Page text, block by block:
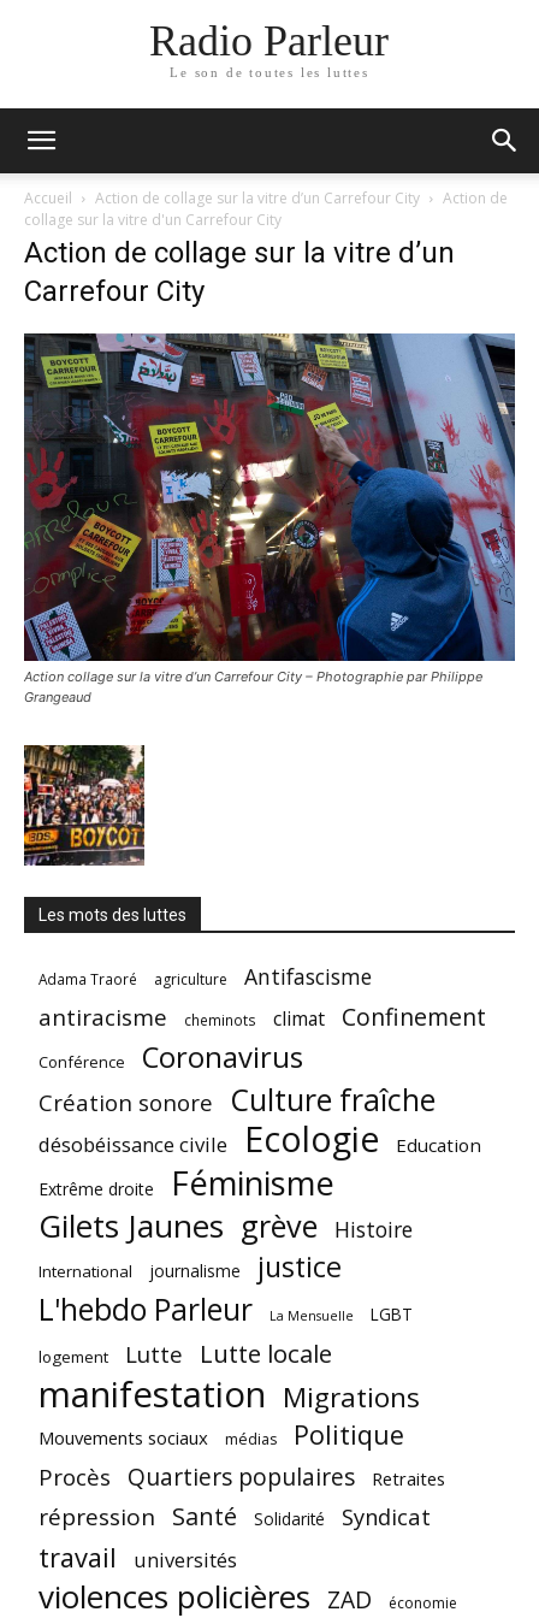
Radio Parleur
Le son de toutes les luttes
Accueil Action de collage sur la vitre d’un Carrefour City
Action de
collage sur la vitre d'un Carrefour City
Action de collage sur la vitre d’un
Carrefour City
Action collage sur la vitre d’un Carrefour City – Photographie par Philippe
Grangeaud
Les mots des luttes
Adama Traoré agriculture Antifascisme
antiracisme cheminots climat Confinement
Conférence Coronavirus
Création sonore Culture fraîche
désobéissance civile Ecologie Education
Extrême droite Féminisme
Gilets Jaunes grève Histoire
International journalisme justice
L'hebdo Parleur La Mensuelle
LGBT
logement
Lutte Lutte locale
manifestation Migrations
Mouvements sociaux médias Politique
Procès Quartiers populaires Retraites
répression Santé Solidarité Syndicat
travail universités
violences policières ZAD économie